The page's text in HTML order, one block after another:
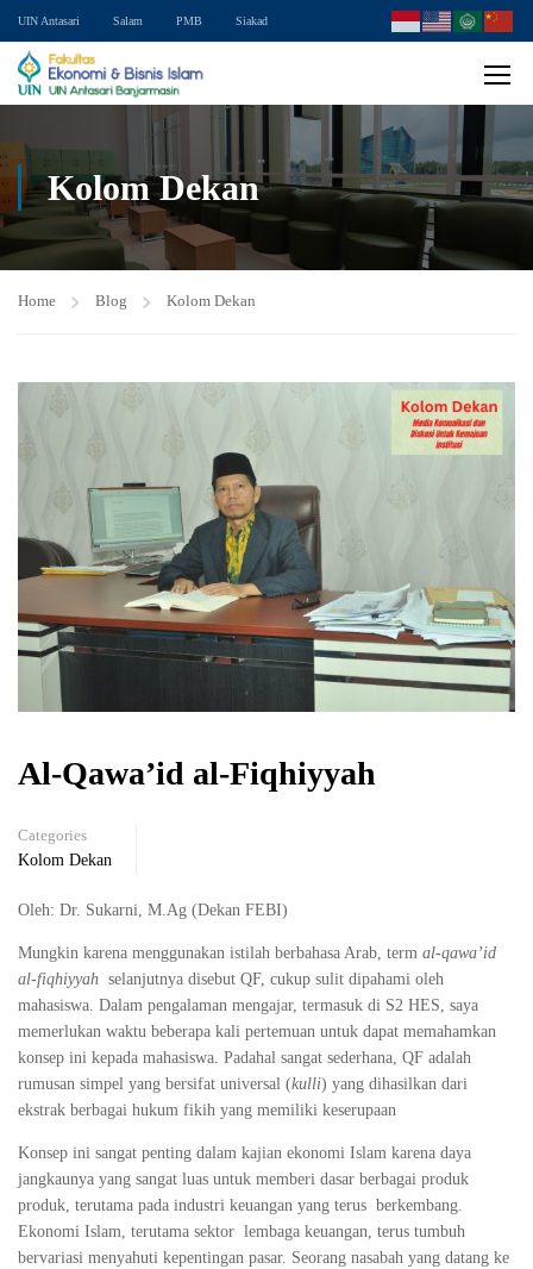
UIN Antasari Salam PMB Siakad
Kolom Dekan
Home Blog Kolom Dekan
Al-Qawa’id al-Fiqhiyyah
Categories
Kolom Dekan
Oleh: Dr. Sukarni, M.Ag (Dekan FEBI)
Mungkin karena menggunakan istilah berbahasa Arab, term al-qawa’id
al-fiqhiyyah selanjutnya disebut QF, cukup sulit dipahami oleh
mahasiswa. Dalam pengalaman mengajar, termasuk di S2 HES, saya
memerlukan waktu beberapa kali pertemuan untuk dapat memahamkan
konsep ini kepada mahasiswa. Padahal sangat sederhana, QF adalah
rumusan simpel yang bersifat universal (kulli) yang dihasilkan dari
ekstrak berbagai hukum fikih yang memiliki keserupaan
Konsep ini sangat penting dalam kajian ekonomi Islam karena daya
jangkaunya yang sangat luas untuk memberi dasar berbagai produk
produk, terutama pada industri keuangan yang terus berkembang.
Ekonomi Islam, terutama sektor lembaga keuangan, terus tumbuh
bervariasi menyahuti kepentingan pasar. Seorang nasabah yang datang ke